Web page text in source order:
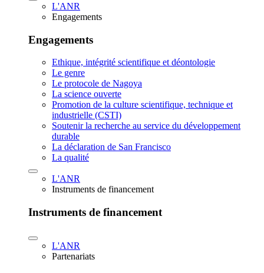
L'ANR
Engagements
Engagements
Ethique, intégrité scientifique et déontologie
Le genre
Le protocole de Nagoya
La science ouverte
Promotion de la culture scientifique, technique et
industrielle (CSTI)
Soutenir la recherche au service du développement
durable
La déclaration de San Francisco
La qualité
L'ANR
Instruments de financement
Instruments de financement
L'ANR
Partenariats